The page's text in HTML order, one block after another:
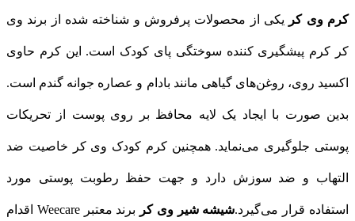
کرم وی کر یکی از محصولات پرفروش و شناخته شده از برند وی
کر کرم پیشگیری کننده سوختگی پای کودک است. این کرم حاوی
اکسید روی، روغن‌های گیاهی مانند بادام و عصاره جوانه گندم است.
بدین صورت با ایجاد یک لایه محافظ بر روی پوست از تحریکات
پوستی جلوگیری می‌نماید. همچنین کرم کودک وی کر خاصیت ضد
التهاب و ضد سوزش دارد و جهت حفظ رطوبت پوستی مورد
استفاده قرار می‌گیرد.شیشه شیر وی کر برند معتبر Weecare اقدام